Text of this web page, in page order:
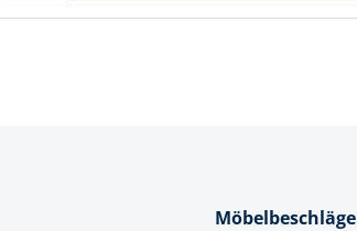
Möbelbeschläge